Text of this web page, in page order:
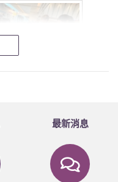
最新消息